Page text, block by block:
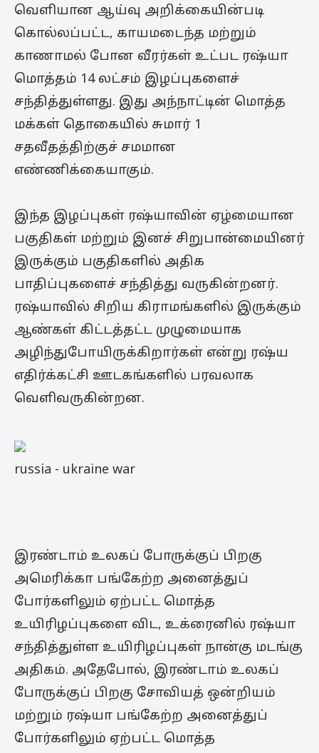
வெளியான ஆய்வு அறிக்கையின்படி
கொல்லப்பட்ட, காயமடைந்த மற்றும்
காணாமல் போன வீரர்கள் உட்பட ரஷ்யா
மொத்தம் 14 லட்சம் இழப்புகளைச்
சந்தித்துள்ளது. இது அந்நாட்டின் மொத்த
மக்கள் தொகையில் சுமார் 1
சதவீதத்திற்குச் சமமான
எண்ணிக்கையாகும்.
இந்த இழப்புகள் ரஷ்யாவின் ஏழ்மையான
பகுதிகள் மற்றும் இனச் சிறுபான்மையினர்
இருக்கும் பகுதிகளில் அதிக
பாதிப்புகளைச் சந்தித்து வருகின்றனர்.
ரஷ்யாவில் சிறிய கிராமங்களில் இருக்கும்
ஆண்கள் கிட்டத்தட்ட முழுமையாக
அழிந்துபோயிருக்கிறார்கள் என்று ரஷ்ய
எதிர்க்கட்சி ஊடகங்களில் பரவலாக
வெளிவருகின்றன.
russia - ukraine war
இரண்டாம் உலகப் போருக்குப் பிறகு
அமெரிக்கா பங்கேற்ற அனைத்துப்
போர்களிலும் ஏற்பட்ட மொத்த
உயிரிழப்புகளை விட, உக்ரைனில் ரஷ்யா
சந்தித்துள்ள உயிரிழப்புகள் நான்கு மடங்கு
அதிகம். அதேபோல், இரண்டாம் உலகப்
போருக்குப் பிறகு சோவியத் ஒன்றியம்
மற்றும் ரஷ்யா பங்கேற்ற அனைத்துப்
போர்களிலும் ஏற்பட்ட மொத்த